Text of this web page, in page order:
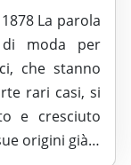
La parola
moda per
che stanno
rari casi, si
e cresciuto
origini già…